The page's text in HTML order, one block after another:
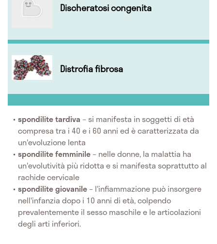
Discheratosi congenita
Distrofia fibrosa
spondilite tardiva– si manifesta in soggetti di età
compresa tra i 40 e i 60 anni ed è caratterizzata da
un'evoluzione lenta
spondilite femminile– nelle donne, la malattia ha
un'evolutività più ridotta e si manifesta soprattutto al
rachide cervicale
spondilite giovanile– l'infiammazione può insorgere
nell'infanzia dopo i 10 anni di età, colpendo
prevalentemente il sesso maschile e le articolazioni
degli arti inferiori.